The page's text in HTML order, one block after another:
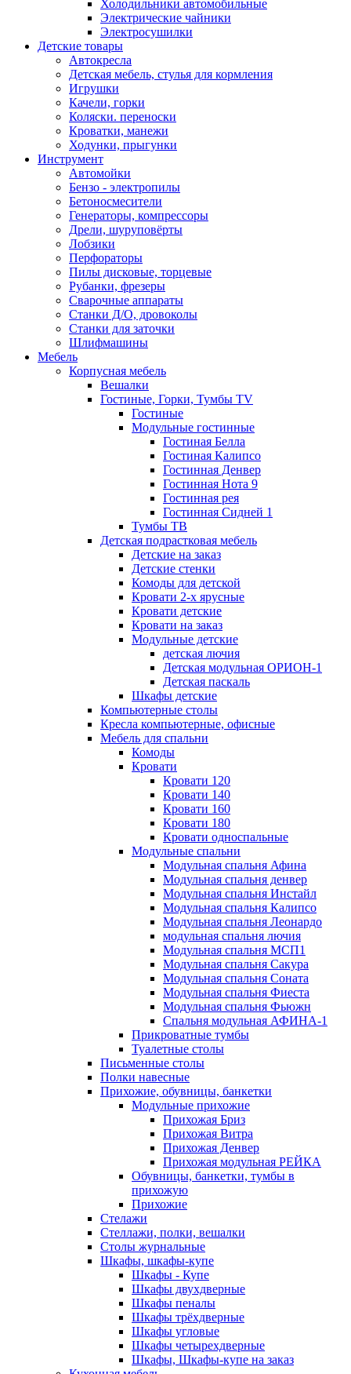
Холодильники автомобильные
Электрические чайники
Электросушилки
Детские товары
Автокресла
Детская мебель, стулья для кормления
Игрушки
Качели, горки
Коляски. переноски
Кроватки, манежи
Ходунки, прыгунки
Инструмент
Автомойки
Бензо - электропилы
Бетоносмесители
Генераторы, компрессоры
Дрели, шуруповёрты
Лобзики
Перфораторы
Пилы дисковые, торцевые
Рубанки, фрезеры
Сварочные аппараты
Станки Д/О, дровоколы
Станки для заточки
Шлифмашины
Мебель
Корпусная мебель
Вешалки
Гостиные, Горки, Тумбы TV
Гостиные
Модульные гостинные
Гостиная Белла
Гостиная Калипсо
Гостинная Денвер
Гостинная Нота 9
Гостинная рея
Гостинная Сидней 1
Тумбы ТВ
Детская подрастковая мебель
Детские на заказ
Детские стенки
Комоды для детской
Кровати 2-х ярусные
Кровати детские
Кровати на заказ
Модульные детские
детская лючия
Детская модульная ОРИОН-1
Детская паскаль
Шкафы детские
Компьютерные столы
Кресла компьютерные, офисные
Мебель для спальни
Комоды
Кровати
Кровати 120
Кровати 140
Кровати 160
Кровати 180
Кровати односпальные
Модульные спальни
Модульная спальня Афина
Модульная спальня денвер
Модульная спальня Инстайл
Модульная спальня Калипсо
Модульная спальня Леонардо
модульная спальня лючия
Модульная спальня МСП1
Модульная спальня Сакура
Модульная спальня Соната
Модульная спальня Фиеста
Модульная спальня Фьюжн
Спальня модульная АФИНА-1
Прикроватные тумбы
Туалетные столы
Письменные столы
Полки навесные
Прихожие, обувницы, банкетки
Модульные прихожие
Прихожая Бриз
Прихожая Витра
Прихожая Денвер
Прихожая модульная РЕЙКА
Обувницы, банкетки, тумбы в
прихожую
Прихожие
Стелажи
Стеллажи, полки, вешалки
Столы журнальные
Шкафы, шкафы-купе
Шкафы - Купе
Шкафы двухдверные
Шкафы пеналы
Шкафы трёхдверные
Шкафы угловые
Шкафы четырехдверные
Шкафы, Шкафы-купе на заказ